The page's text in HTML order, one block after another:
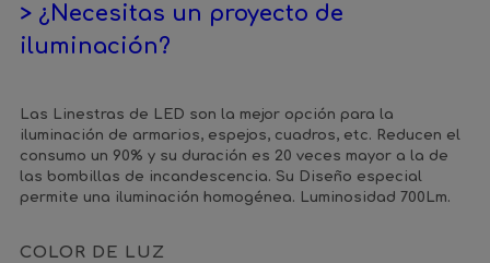
> ¿Necesitas un proyecto de
iluminación?
Las Linestras de LED son la mejor opción para la
iluminación de armarios, espejos, cuadros, etc. Reducen el
consumo un 90% y su duración es 20 veces mayor a la de
las bombillas de incandescencia. Su Diseño especial
permite una iluminación homogénea. Luminosidad 700Lm.
COLOR DE LUZ